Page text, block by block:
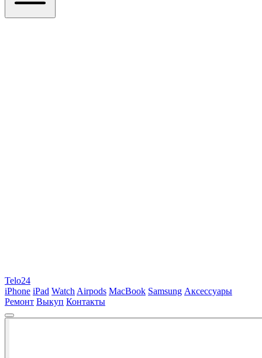
Telo24
iPhone iPad Watch Airpods MacBook Samsung Аксессуары
Ремонт Выкуп Контакты